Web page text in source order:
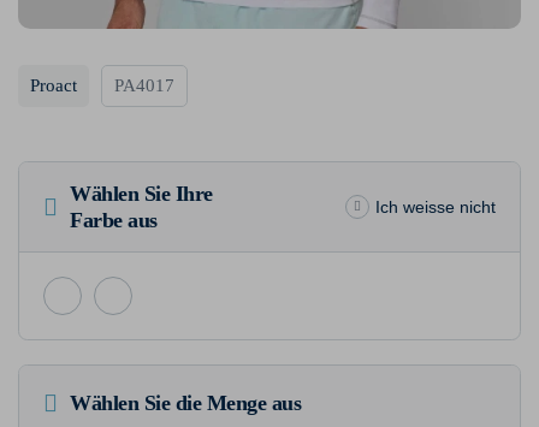
Proact PA4017
Wählen Sie Ihre
Farbe aus
Ich weisse nicht
Wählen Sie die Menge aus